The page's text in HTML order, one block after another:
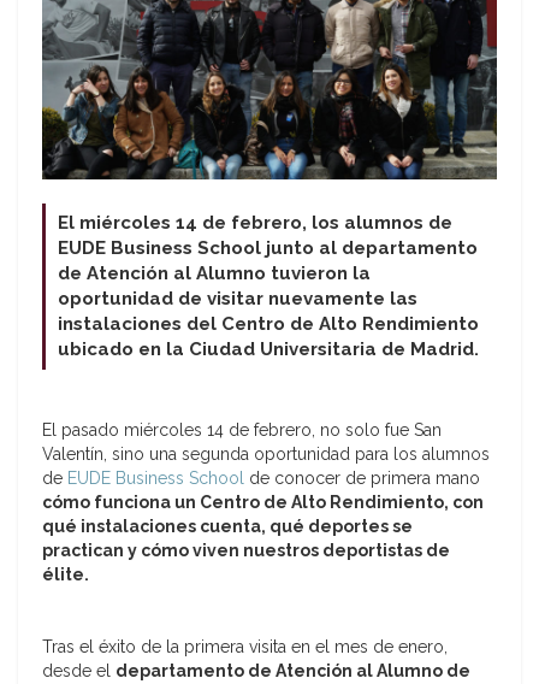
El miércoles 14 de febrero, los alumnos de
EUDE Business School junto al departamento
de Atención al Alumno tuvieron la
oportunidad de visitar nuevamente las
instalaciones del Centro de Alto Rendimiento
ubicado en la Ciudad Universitaria de Madrid.
El pasado miércoles 14 de febrero, no solo fue San
Valentín, sino una segunda oportunidad para los alumnos
de EUDE Business School de conocer de primera mano
cómo funciona un Centro de Alto Rendimiento, con
qué instalaciones cuenta, qué deportes se
practican y cómo viven nuestros deportistas de
élite.
Tras el éxito de la primera visita en el mes de enero,
desde el departamento de Atención al Alumno de